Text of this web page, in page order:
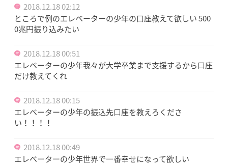
2018.12.18 02:12
ところで例のエレベーターの少年の口座教えて欲しい 500
0兆円振り込みたい
2018.12.18 00:51
エレベーターの少年我々が大学卒業まで支援するから口座
だけ教えてくれ
2018.12.18 00:15
エレベーターの少年の振込先口座を教えろくださ
い！！！！
2018.12.18 00:49
エレベーターの少年世界で一番幸せになって欲しい